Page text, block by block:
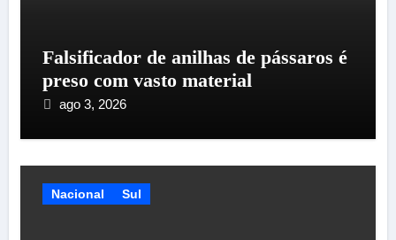
Falsificador de anilhas de pássaros é
preso com vasto material
ago 3, 2026
Nacional Sul